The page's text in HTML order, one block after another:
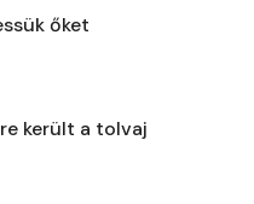
őket
került a tolvaj